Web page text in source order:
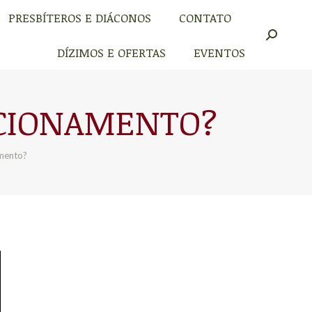
PRESBÍTEROS E DIÁCONOS CONTATO
DÍZIMOS E OFERTAS EVENTOS
Buscar
PRESBÍTEROS E DIÁCONOS
CONTATO
DÍZIMOS E OFERTAS
Buscar